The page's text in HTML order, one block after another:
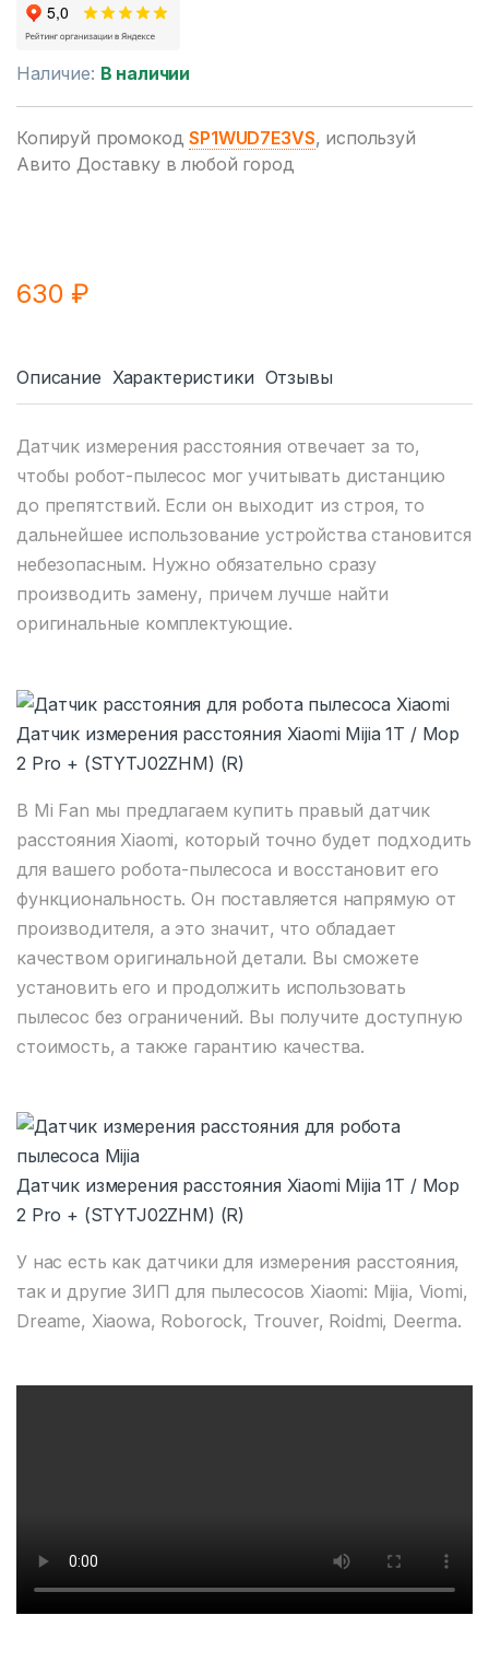
Наличие: В наличии
Копируй промокодSP1WUD7E3VS, используй
Авито Доставку в любой город
630₽
Описание Характеристики Отзывы
Датчик измерения расстояния отвечает за то,
чтобы робот-пылесос мог учитывать дистанцию
до препятствий. Если он выходит из строя, то
дальнейшее использование устройства становится
небезопасным. Нужно обязательно сразу
производить замену, причем лучше найти
оригинальные комплектующие.
Датчик измерения расстояния Xiaomi Mijia 1T / Mop
2 Pro + (STYTJ02ZHM) (R)
В Mi Fan мы предлагаем купить правый датчик
расстояния Xiaomi, который точно будет подходить
для вашего робота-пылесоса и восстановит его
функциональность. Он поставляется напрямую от
производителя, а это значит, что обладает
качеством оригинальной детали. Вы сможете
установить его и продолжить использовать
пылесос без ограничений. Вы получите доступную
стоимость, а также гарантию качества.
Датчик измерения расстояния Xiaomi Mijia 1T / Mop
2 Pro + (STYTJ02ZHM) (R)
У нас есть как датчики для измерения расстояния,
так и другие ЗИП для пылесосов Xiaomi: Mijia, Viomi,
Dreame, Xiaowa, Roborock, Trouver, Roidmi, Deerma.